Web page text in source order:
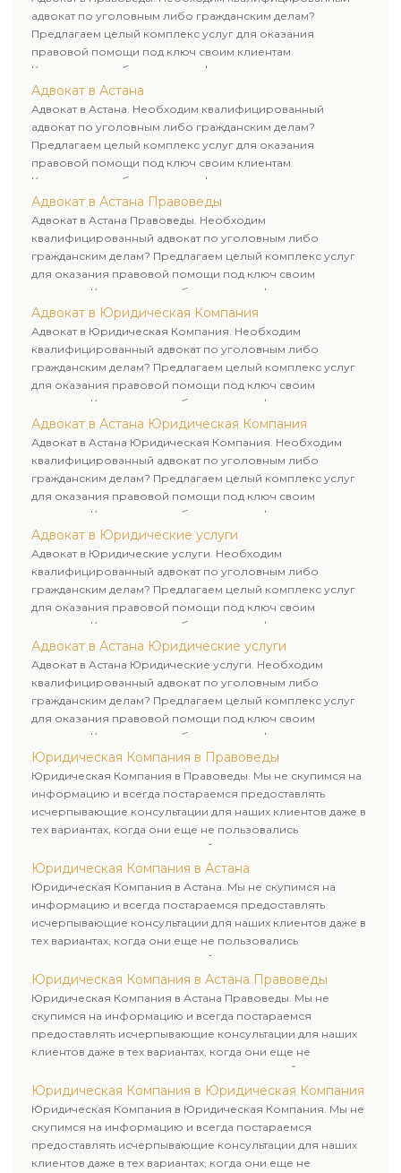
адвокат по уголовным либо гражданским делам?
Предлагаем целый комплекс услуг для оказания
правовой помощи под ключ своим клиентам.
Комплексное обслуживание физических и юридических
лиц. Индивидуальный подход к каждому клиенту.
Адвокат в Астана
Адвокат в Астана. Необходим квалифицированный
адвокат по уголовным либо гражданским делам?
Предлагаем целый комплекс услуг для оказания
правовой помощи под ключ своим клиентам.
Комплексное обслуживание физических и юридических
лиц. Индивидуальный подход к каждому клиенту.
Адвокат в Астана Правоведы
Адвокат в Астана Правоведы. Необходим
квалифицированный адвокат по уголовным либо
гражданским делам? Предлагаем целый комплекс услуг
для оказания правовой помощи под ключ своим
клиентам. Комплексное обслуживание физических и
юридических лиц. Индивидуальный подход к каждому
клиенту.
Адвокат в Юридическая Компания
Адвокат в Юридическая Компания. Необходим
квалифицированный адвокат по уголовным либо
гражданским делам? Предлагаем целый комплекс услуг
для оказания правовой помощи под ключ своим
клиентам. Комплексное обслуживание физических и
юридических лиц. Индивидуальный подход к каждому
клиенту.
Адвокат в Астана Юридическая Компания
Адвокат в Астана Юридическая Компания. Необходим
квалифицированный адвокат по уголовным либо
гражданским делам? Предлагаем целый комплекс услуг
для оказания правовой помощи под ключ своим
клиентам. Комплексное обслуживание физических и
юридических лиц. Индивидуальный подход к каждому
клиенту.
Адвокат в Юридические услуги
Адвокат в Юридические услуги. Необходим
квалифицированный адвокат по уголовным либо
гражданским делам? Предлагаем целый комплекс услуг
для оказания правовой помощи под ключ своим
клиентам. Комплексное обслуживание физических и
юридических лиц. Индивидуальный подход к каждому
клиенту.
Адвокат в Астана Юридические услуги
Адвокат в Астана Юридические услуги. Необходим
квалифицированный адвокат по уголовным либо
гражданским делам? Предлагаем целый комплекс услуг
для оказания правовой помощи под ключ своим
клиентам. Комплексное обслуживание физических и
юридических лиц. Индивидуальный подход к каждому
клиенту.
Юридическая Компания в Правоведы
Юридическая Компания в Правоведы. Мы не скупимся на
информацию и всегда постараемся предоставлять
исчерпывающие консультации для наших клиентов даже в
тех вариантах, когда они еще не пользовались
юридическими услугами нашей компании.
Юридическая Компания в Астана
Юридическая Компания в Астана. Мы не скупимся на
информацию и всегда постараемся предоставлять
исчерпывающие консультации для наших клиентов даже в
тех вариантах, когда они еще не пользовались
юридическими услугами нашей компании.
Юридическая Компания в Астана Правоведы
Юридическая Компания в Астана Правоведы. Мы не
скупимся на информацию и всегда постараемся
предоставлять исчерпывающие консультации для наших
клиентов даже в тех вариантах, когда они еще не
пользовались юридическими услугами нашей компании.
Юридическая Компания в Юридическая Компания
Юридическая Компания в Юридическая Компания. Мы не
скупимся на информацию и всегда постараемся
предоставлять исчерпывающие консультации для наших
клиентов даже в тех вариантах, когда они еще не